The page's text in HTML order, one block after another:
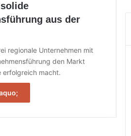
aus der
regionale Unternehmen mit
den Markt
erfolgreich macht.